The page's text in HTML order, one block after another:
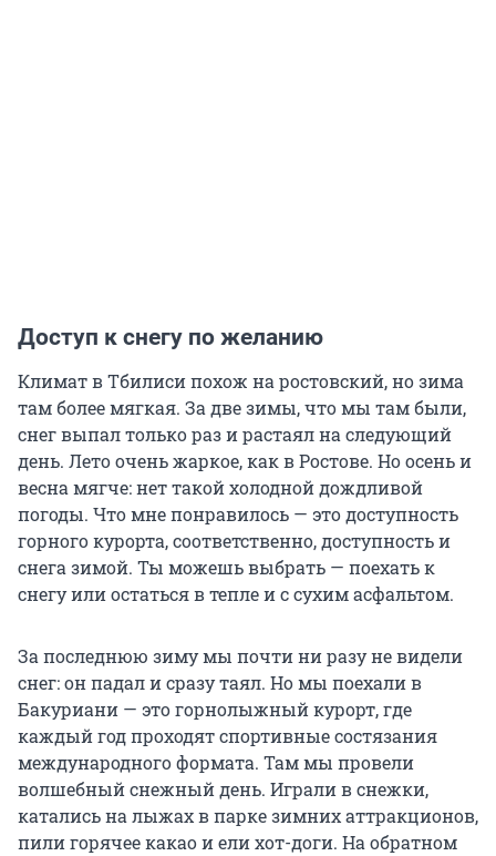
Доступ к снегу по желанию
Климат в Тбилиси похож на ростовский, но зима
там более мягкая. За две зимы, что мы там были,
снег выпал только раз и растаял на следующий
день. Лето очень жаркое, как в Ростове. Но осень и
весна мягче: нет такой холодной дождливой
погоды. Что мне понравилось — это доступность
горного курорта, соответственно, доступность и
снега зимой. Ты можешь выбрать — поехать к
снегу или остаться в тепле и с сухим асфальтом.
За последнюю зиму мы почти ни разу не видели
снег: он падал и сразу таял. Но мы поехали в
Бакуриани — это горнолыжный курорт, где
каждый год проходят спортивные состязания
международного формата. Там мы провели
волшебный снежный день. Играли в снежки,
катались на лыжах в парке зимних аттракционов,
пили горячее какао и ели хот-доги. На обратном